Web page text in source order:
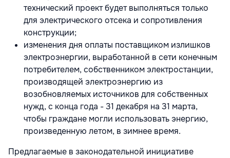
технический проект будет выполняться только
для электрического отсека и сопротивления
конструкции;
изменения дня оплаты поставщиком излишков
электроэнергии, выработанной в сети конечным
потребителем, собственником электростанции,
производящей электроэнергию из
возобновляемых источников для собственных
нужд, с конца года - 31 декабря на 31 марта,
чтобы граждане могли использовать энергию,
произведенную летом, в зимнее время.
Предлагаемые в законодательной инициативе